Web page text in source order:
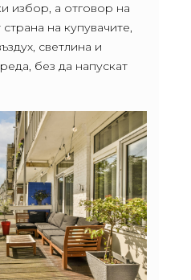
избор, а отговор на
на купувачите,
светлина и
без да напускат